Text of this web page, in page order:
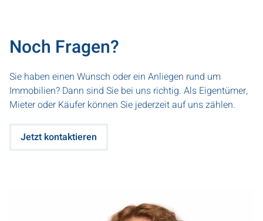
Noch Fra­gen?
Sie haben einen Wunsch oder ein Anliegen rund um
Immobilien? Dann sind Sie bei uns richtig. Als Eigentümer,
Mieter oder Käufer können Sie jederzeit auf uns zählen.
Jetzt kontaktieren